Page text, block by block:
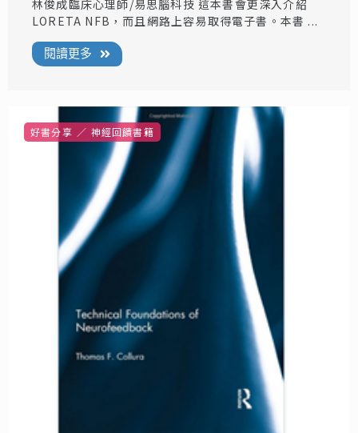
林俊成臨床心理師/易思腦科技 這本書會更深入介紹
LORETA NFB，而且網路上容易取得電子書。本書 ...
閱讀更多
好書分享 神經回饋書籍